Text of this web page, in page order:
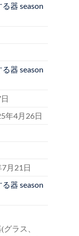
器 season
器 season
年4月26日
月21日
器 season
ラス、